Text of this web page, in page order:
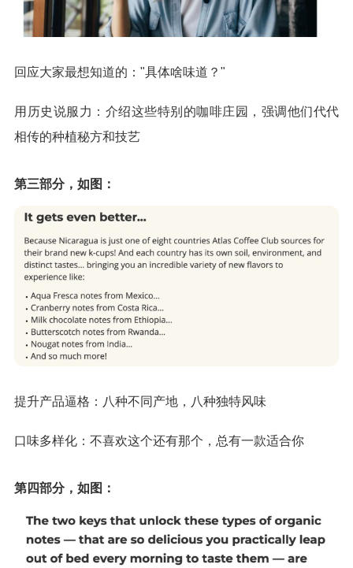
回应大家最想知道的："具体啥味道？"
用历史说服力：介绍这些特别的咖啡庄园，强调他们代代
相传的种植秘方和技艺
第三部分，如图：
提升产品逼格：八种不同产地，八种独特风味
口味多样化：不喜欢这个还有那个，总有一款适合你
第四部分，如图：